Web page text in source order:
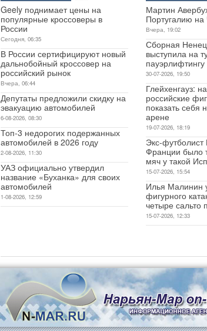
Geely поднимает цены на
популярные кроссоверы в
России
Сегодня, 06:35
В России сертифицируют новый
дальнобойный кроссовер на
российский рынок
Вчера, 06:44
Депутаты предложили скидку на
эвакуацию автомобилей
6-08-2026, 08:30
Топ-3 недорогих подержанных
автомобилей в 2026 году
2-08-2026, 11:30
УАЗ официально утвердил
название «Буханка» для своих
автомобилей
1-08-2026, 12:59
Мартин
Португалию
Вчера, 19:02
Сборная
выступила на
30-07-2026, 19:50
Глейхенгауз:
российские
показать себя
арене
19-07-2026, 18:19
Экс-
Франции было
мяч у такой
15-07-2026, 15:54
Илья Малинин
фигурного
четыре сальто
15-07-2026, 12:33